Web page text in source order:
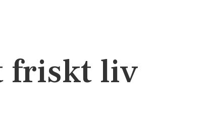
friskt liv